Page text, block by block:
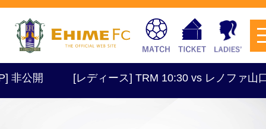
公開 [レディース] TRM 10:30 vs レノファ山口